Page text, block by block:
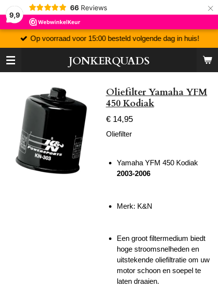
9,9
66 Reviews ×
JONKERQUADS
Op voorraad voor 15:00 besteld volgende dag in huis!
Oliefilter Yamaha YFM
450 Kodiak
€ 14,95
Oliefilter
Yamaha YFM 450 Kodiak
2003-2006
Merk: K&N
Een groot filtermedium biedt
hoge stroomsnelheden en
uitstekende oliefiltratie om uw
motor schoon en soepel te
laten draaien.